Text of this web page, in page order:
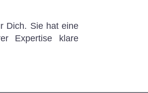
Dich. Sie hat eine
Expertise klare